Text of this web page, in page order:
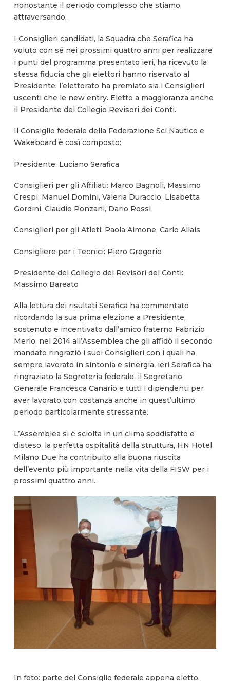
nonostante il periodo complesso che stiamo
attraversando.
I Consiglieri candidati, la Squadra che Serafica ha
voluto con sé nei prossimi quattro anni per realizzare
i punti del programma presentato ieri, ha ricevuto la
stessa fiducia che gli elettori hanno riservato al
Presidente: l’elettorato ha premiato sia i Consiglieri
uscenti che le new entry. Eletto a maggioranza anche
il Presidente del Collegio Revisori dei Conti.
Il Consiglio federale della Federazione Sci Nautico e
Wakeboard è così composto:
Presidente: Luciano Serafica
Consiglieri per gli Affiliati: Marco Bagnoli, Massimo
Crespi, Manuel Domini, Valeria Duraccio, Lisabetta
Gordini, Claudio Ponzani, Dario Rossi
Consiglieri per gli Atleti: Paola Aimone, Carlo Allais
Consigliere per i Tecnici: Piero Gregorio
Presidente del Collegio dei Revisori dei Conti:
Massimo Bareato
Alla lettura dei risultati Serafica ha commentato
ricordando la sua prima elezione a Presidente,
sostenuto e incentivato dall’amico fraterno Fabrizio
Merlo; nel 2014 all’Assemblea che gli affidò il secondo
mandato ringraziò i suoi Consiglieri con i quali ha
sempre lavorato in sintonia e sinergia, ieri Serafica ha
ringraziato la Segreteria federale, il Segretario
Generale Francesca Canario e tutti i dipendenti per
aver lavorato con costanza anche in quest’ultimo
periodo particolarmente stressante.
L’Assemblea si è sciolta in un clima soddisfatto e
disteso, la perfetta ospitalità della struttura, HN Hotel
Milano Due ha contribuito alla buona riuscita
dell’evento più importante nella vita della FISW per i
prossimi quattro anni.
In foto: parte del Consiglio federale appena eletto,